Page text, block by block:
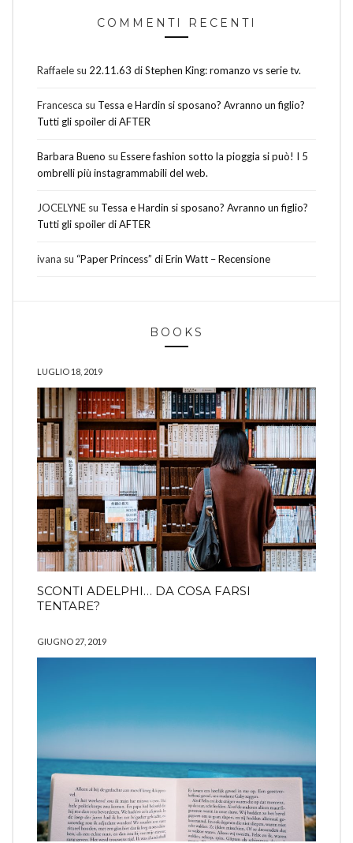
COMMENTI RECENTI
Raffaele su 22.11.63 di Stephen King: romanzo vs serie tv.
Francesca su Tessa e Hardin si sposano? Avranno un figlio?
Tutti gli spoiler di AFTER
Barbara Bueno su Essere fashion sotto la pioggia si può! I 5
ombrelli più instagrammabili del web.
JOCELYNE su Tessa e Hardin si sposano? Avranno un figlio?
Tutti gli spoiler di AFTER
ivana su “Paper Princess” di Erin Watt – Recensione
BOOKS
LUGLIO 18, 2019
SCONTI ADELPHI… DA COSA FARSI
TENTARE?
GIUGNO 27, 2019